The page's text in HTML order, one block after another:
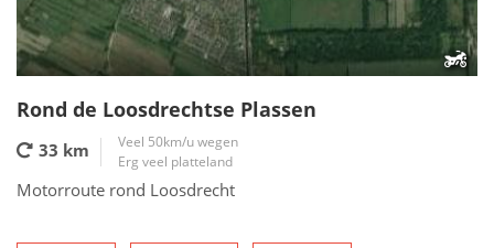
Rond de Loosdrechtse Plassen
33 km
Veel 50km/u wegen
Erg veel platteland
Motorroute rond Loosdrecht